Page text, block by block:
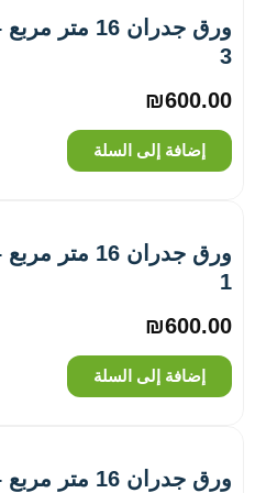
3
₪600.00
إضافة إلى السلة
1
₪600.00
إضافة إلى السلة